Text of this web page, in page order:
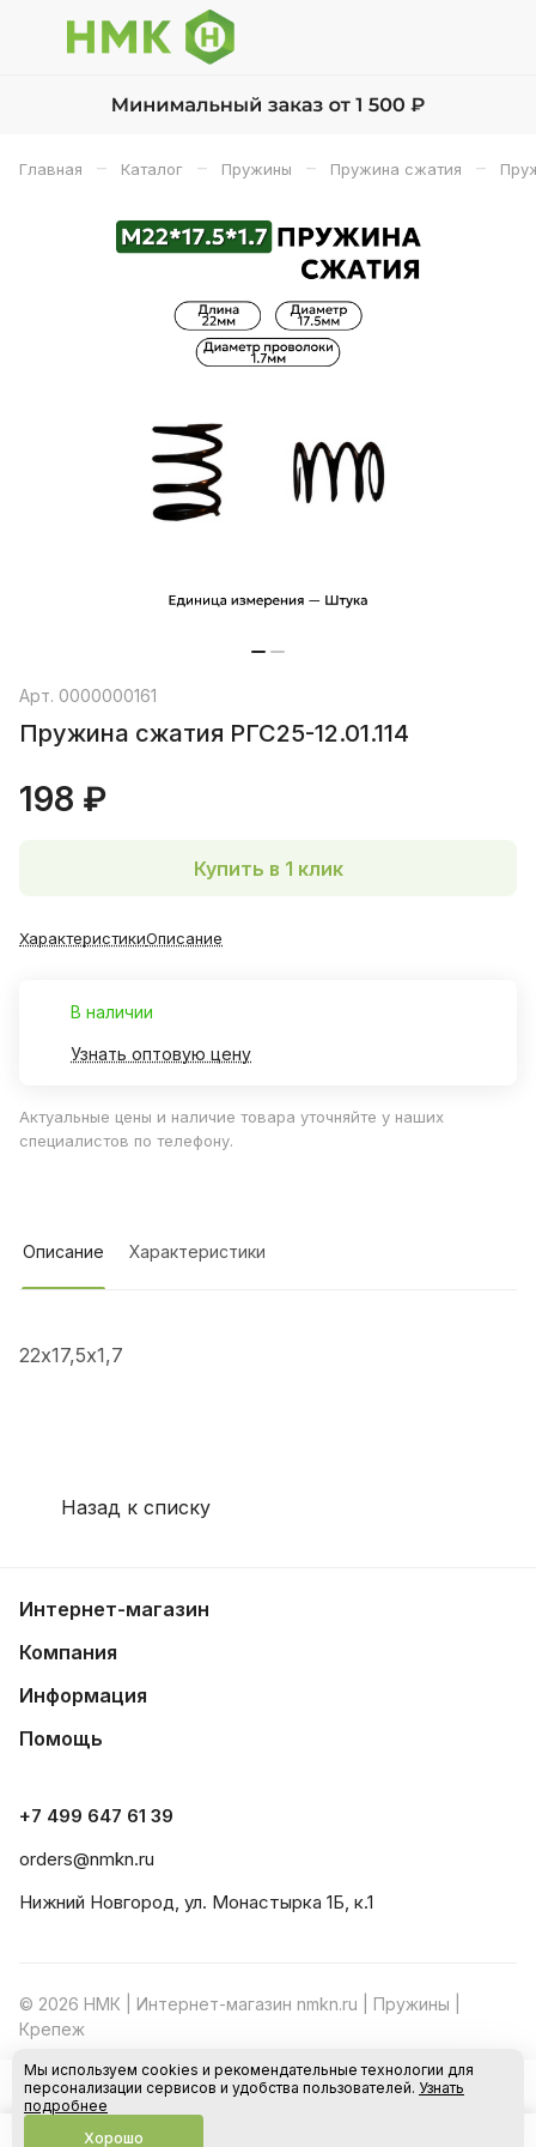
Главная – Каталог – Пружины – Пружина сжатия –
Арт. 0000000161
Пружина сжатия РГС25-12.01.114
198 ₽
В корзину
Купить в 1 клик
ХарактеристикиОписание
В наличии
Узнать оптовую цену
Актуальные цены и наличие товара уточняйте у наших
специалистов по телефону.
Описание Характеристики
22х17,5х1,7
Назад к списку
Интернет-магазин
Компания
Информация
Помощь
+7 499 647 61 39
orders@nmkn.ru
Нижний Новгород, ул. Монастырка 1Б, к.1
© 2026 НМК | Интернет-магазин nmkn.ru | Пружины |
Крепеж
Конфиденциальность Оферта
Мы используем cookies и рекомендательные технологии для
персонализации сервисов и удобства пользователей. Узнать
подробнее
Хорошо